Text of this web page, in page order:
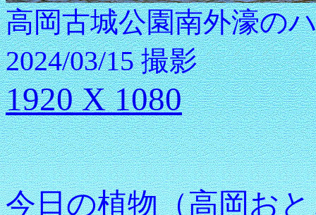
高岡古城公園南外濠
2024/03/15 撮影
1920 X 1080
今日の植物（高岡お